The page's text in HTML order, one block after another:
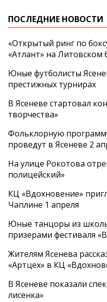
ПОСЛЕДНИЕ НОВОСТИ
«Открытый ринг по
«Атлант» на Литовском
Юные футболисты
престижных турнирах
В Ясеневе стартовал
творчества»
Фольклорную
проведут в Ясеневе 2
На улице Рокотова
полицейский»
КЦ «Вдохновение»
Чаплине 1 апреля
Юные танцоры из
призерами фестиваля
Жителям Ясенева
«Артцех» в КЦ
В Ясеневе показали
лисенка»